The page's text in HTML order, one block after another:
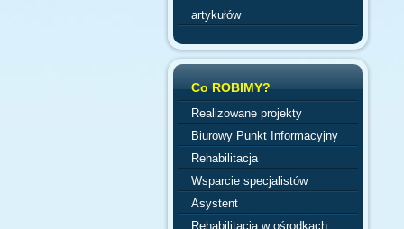
artykułów
Co ROBIMY?
Realizowane projekty
Biurowy Punkt Informacyjny
Rehabilitacja
Wsparcie specjalistów
Asystent
Rehabilitacja w ośrodkach